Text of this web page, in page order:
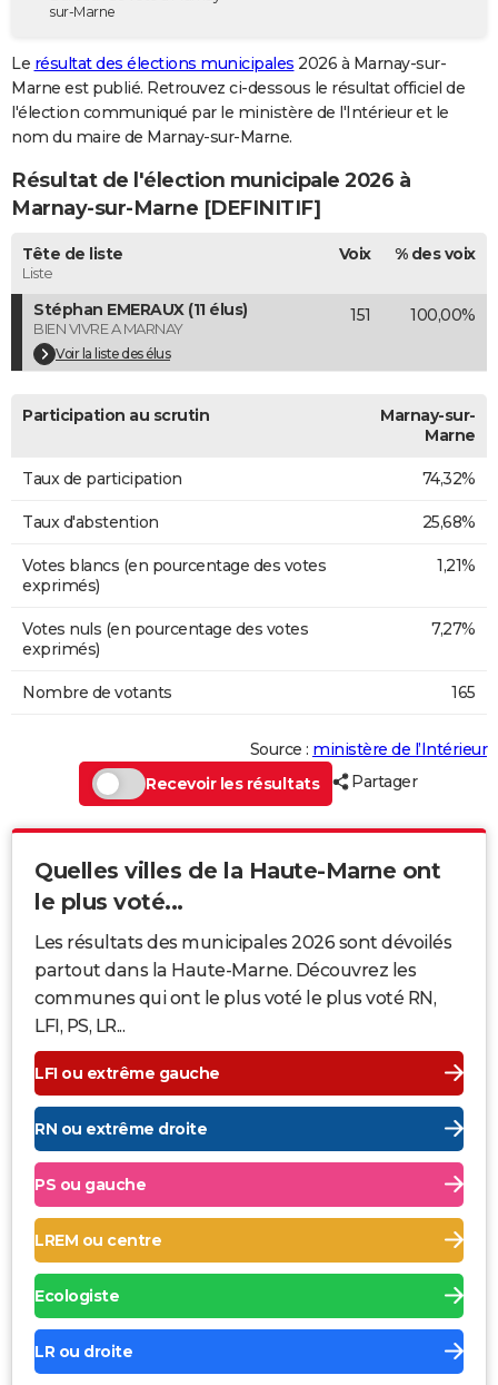
Destinations
City break
Voyage nature
Voyage de noces
Forum
GUIDES D'ACHAT
BONS PLANS
Carte de Noël
Carte Bonne année
Carte Saint-Valentin
Carte Pâques
Carte d'anniversaire
DICTIONNAIRE
Dictionnaire
Biographies
Citations
Expressions
Proverbes
PROGRAMME TV
COPAINS D'AVANT
S'inscrire
Se connecter
Lycées
Collèges
Primaires
Universités
Entreprises
Service militaire
Avis de recherche
AVIS DE DÉCÈS
Bricolage
Television
sur-Marne
Le résultat des élections municipales 2026 à Marnay-sur-
Marne est publié. Retrouvez ci-dessous le résultat officiel de
l'élection communiqué par le ministère de l'Intérieur et le
nom du maire de Marnay-sur-Marne.
Résultat de l'élection municipale 2026 à
Marnay-sur-Marne [DEFINITIF]
Tête de liste
Liste
Voix % des voix
Stéphan EMERAUX (11 élus)
BIEN VIVRE A MARNAY
Voir la liste des élus
151 100,00%
Participation au scrutin
Marnay-sur-
Marne
Taux de participation 74,32%
Taux d'abstention 25,68%
Votes blancs (en pourcentage des votes
exprimés)
1,21%
Votes nuls (en pourcentage des votes
exprimés)
7,27%
Nombre de votants 165
Source : ministère de l’Intérieur
Recevoir les résultats
Partager
Quelles villes de la Haute-Marne ont
le plus voté...
Les résultats des municipales 2026 sont dévoilés
partout dans la Haute-Marne. Découvrez les
communes qui ont le plus voté le plus voté RN,
LFI, PS, LR...
LFI ou extrême gauche
RN ou extrême droite
PS ou gauche
LREM ou centre
Ecologiste
LR ou droite